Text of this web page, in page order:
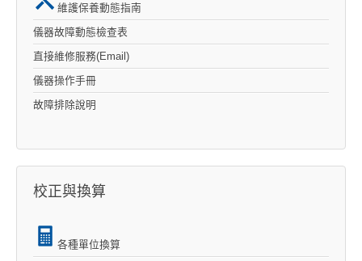
維護保養動態指南
儀器故障動態檢查表
直接維修服務(Email)
儀器操作手冊
故障排除說明
校正與換算
各種單位換算